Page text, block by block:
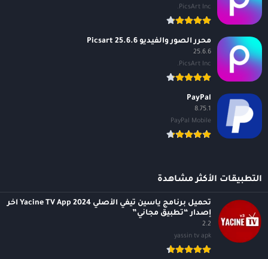
PicsArt Inc.
محرر الصور والفيديو Picsart 25.6.6
25.6.6
PicsArt Inc.
PayPal
8.75.1
PayPal Mobile
التطبيقات الأكثر مشاهدة
تحميل برنامج ياسين تيفي الأصلي 2024 Yacine TV App آخر
إصدار “تطبيق مجاني”
2.2
yassin tv apk